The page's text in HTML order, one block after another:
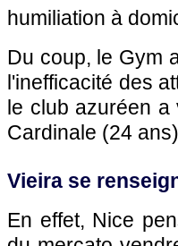
humiliation à
Du coup, le Gym
l'inefficacité des
le club azuréen a
Cardinale (24
Vieira se
En effet, Nice